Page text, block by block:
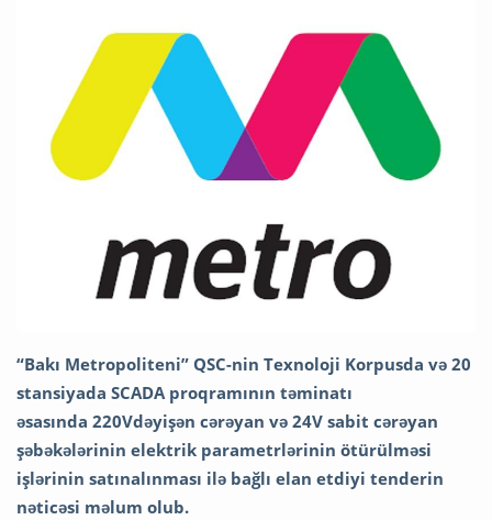
“Bakı Metropoliteni” QSC-nin Texnoloji Korpusda və 20
stansiyada SCADA proqramının təminatı
əsasında 220Vdəyişən cərəyan və 24V sabit cərəyan
şəbəkələrinin elektrik parametrlərinin ötürülməsi
işlərinin satınalınması ilə bağlı elan etdiyi tenderin
nəticəsi məlum olub.